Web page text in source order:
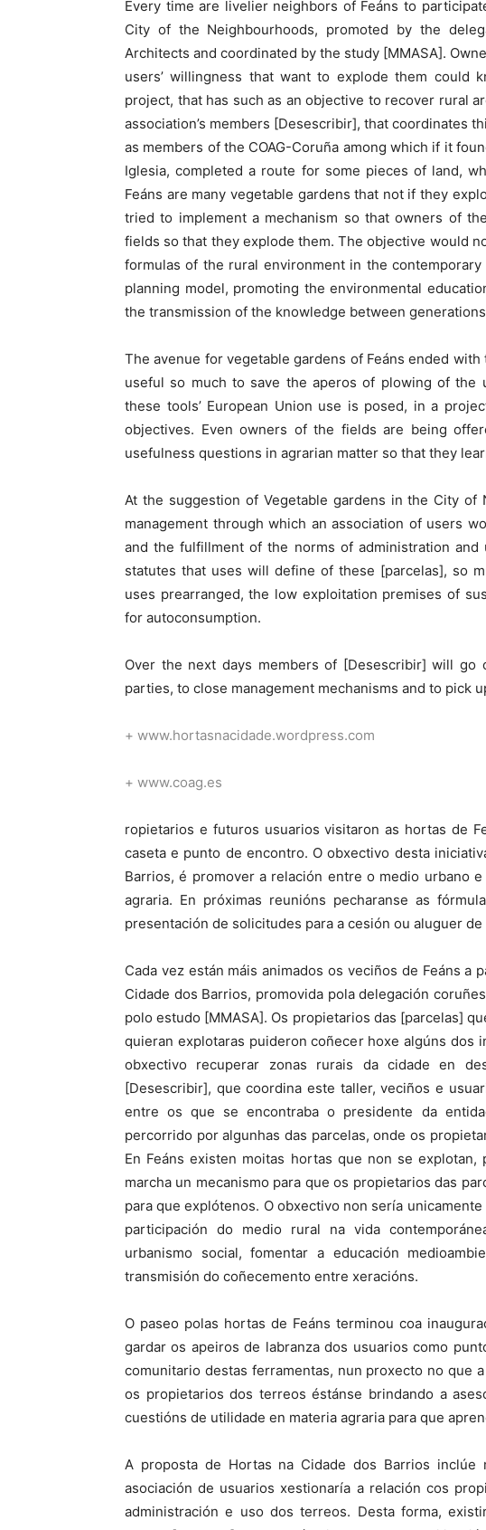
Every time are livelier neighbors of Feáns to
City of the Neighbourhoods, promoted by the
Architects and coordinated by the study [MMASA].
users’ willingness that want to explode them could
project, that has such as an objective to recover rural
association’s members [Desescribir], that coordinates
as members of the COAG-Coruña among which if it
Iglesia, completed a route for some pieces of land,
Feáns are many vegetable gardens that not if they
tried to implement a mechanism so that owners of
fields so that they explode them. The objective would
formulas of the rural environment in the
planning model, promoting the environmental
the transmission of the knowledge between
The avenue for vegetable gardens of Feáns ended
useful so much to save the aperos of plowing of the
these tools’ European Union use is posed, in a
objectives. Even owners of the fields are being
usefulness questions in agrarian matter so that they
At the suggestion of Vegetable gardens in the City of
management through which an association of users
and the fulfillment of the norms of administration
statutes that uses will define of these [parcelas], so
uses prearranged, the low exploitation premises of
for autoconsumption.
Over the next days members of [Desescribir] will
parties, to close management mechanisms and to pick
+ www.hortasnacidade.wordpress.com
+ www.coag.es
ropietarios e futuros usuarios visitaron as hortas de
caseta e punto de encontro. O obxectivo desta
Barrios, é promover a relación entre o medio urbano
agraria. En próximas reunións pecharanse as
presentación de solicitudes para a cesión ou aluguer de
Cada vez están máis animados os veciños de Feáns a
Cidade dos Barrios, promovida pola delegación
polo estudo [MMASA]. Os propietarios das [parcelas]
quieran explotaras puideron coñecer hoxe algúns dos
obxectivo recuperar zonas rurais da cidade en
[Desescribir], que coordina este taller, veciños e
entre os que se encontraba o presidente da
percorrido por algunhas das parcelas, onde os
En Feáns existen moitas hortas que non se
marcha un mecanismo para que os propietarios das
para que explótenos. O obxectivo non sería
participación do medio rural na vida
urbanismo social, fomentar a educación
transmisión do coñecemento entre xeracións.
O paseo polas hortas de Feáns terminou coa
gardar os apeiros de labranza dos usuarios como
comunitario destas ferramentas, nun proxecto no que
os propietarios dos terreos éstánse brindando a
cuestións de utilidade en materia agraria para que
A proposta de Hortas na Cidade dos Barrios inclúe
asociación de usuarios xestionaría a relación cos
administración e uso dos terreos. Desta forma,